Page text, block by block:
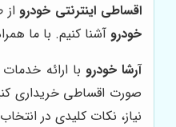
اقساطی اینترنتی خودرواز
خودروآشنا کنیم. با ما
آرشا خودرو با ارائه
صورت اقساطی خریداری
نیاز، نکات کلیدی در